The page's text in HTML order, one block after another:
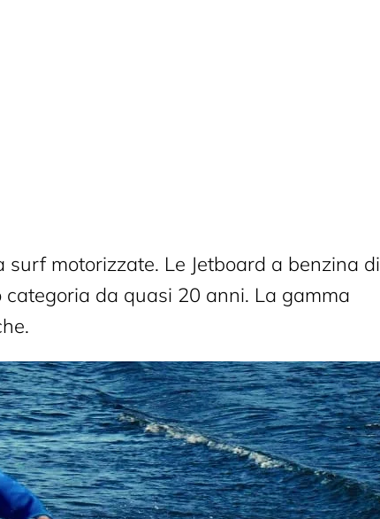
motorizzate. Le Jetboard a benzina di
da quasi 20 anni. La gamma